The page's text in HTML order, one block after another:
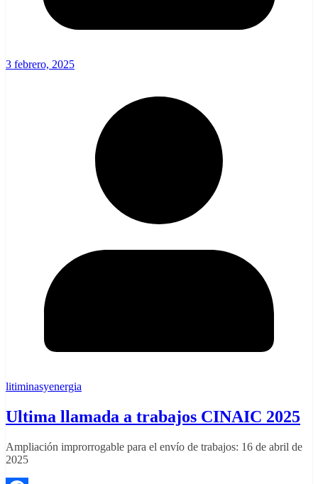
3 febrero, 2025
litiminasyenergia
Ultima llamada a trabajos CINAIC 2025
Ampliación improrrogable para el envío de trabajos: 16 de abril de
2025